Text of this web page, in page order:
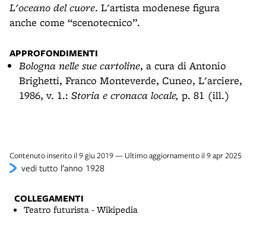
L'oceano del cuore. L'artista modenese figura
anche come “scenotecnico”.
APPROFONDIMENTI
Bologna nelle sue cartoline, a cura di Antonio
Brighetti, Franco Monteverde, Cuneo, L'arciere,
1986, v. 1.: Storia e cronaca locale, p. 81 (ill.)
Contenuto inserito il 9 giu 2019 — Ultimo aggiornamento il 9 apr 2025
vedi tutto l’anno 1928
COLLEGAMENTI
Teatro futurista - Wikipedia